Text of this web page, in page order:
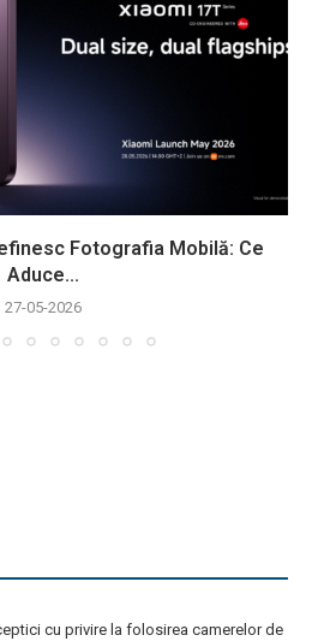
Fotografia Mobilă: Ce
Aduce...
27-05-2026
cu privire la folosirea camerelor de